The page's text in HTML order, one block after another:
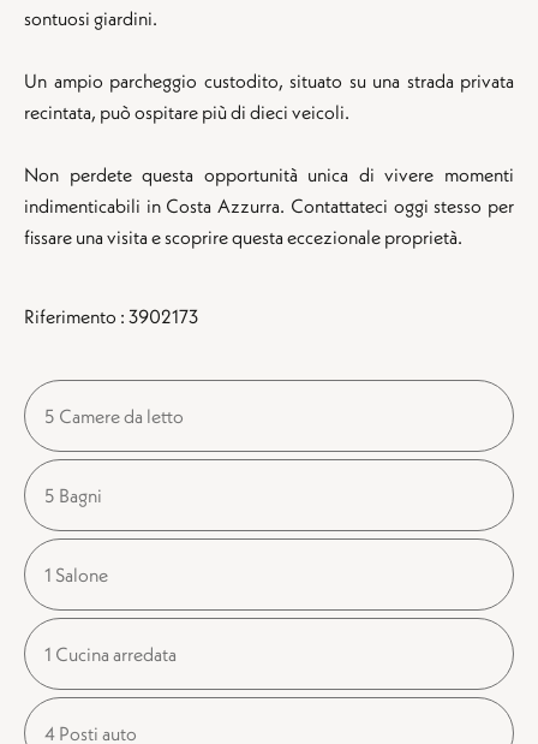
sontuosi giardini.
Un ampio parcheggio custodito, situato su una strada privata
recintata, può ospitare più di dieci veicoli.
Non perdete questa opportunità unica di vivere momenti
indimenticabili in Costa Azzurra. Contattateci oggi stesso per
fissare una visita e scoprire questa eccezionale proprietà.
Riferimento : 3902173
5 Camere da letto
5 Bagni
1 Salone
1 Cucina arredata
4 Posti auto